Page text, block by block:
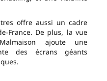
offre aussi un cadre
France. De plus, la vue
ajoute une
des écrans géants